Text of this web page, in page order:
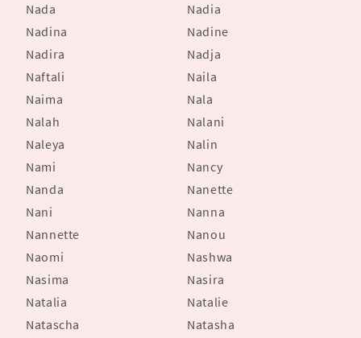
Nada
Nadia
Nadina
Nadine
Nadira
Nadja
Naftali
Naila
Naima
Nala
Nalah
Nalani
Naleya
Nalin
Nami
Nancy
Nanda
Nanette
Nani
Nanna
Nannette
Nanou
Naomi
Nashwa
Nasima
Nasira
Natalia
Natalie
Natascha
Natasha